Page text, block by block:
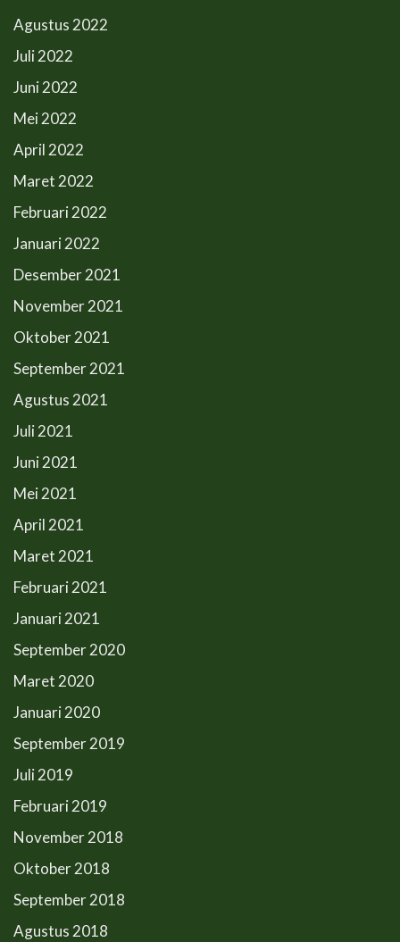
Agustus 2022
Juli 2022
Juni 2022
Mei 2022
April 2022
Maret 2022
Februari 2022
Januari 2022
Desember 2021
November 2021
Oktober 2021
September 2021
Agustus 2021
Juli 2021
Juni 2021
Mei 2021
April 2021
Maret 2021
Februari 2021
Januari 2021
September 2020
Maret 2020
Januari 2020
September 2019
Juli 2019
Februari 2019
November 2018
Oktober 2018
September 2018
Agustus 2018